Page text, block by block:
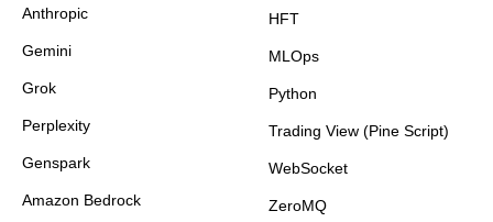
Anthropic
Gemini
Grok
Perplexity
Genspark
Amazon Bedrock
HFT
MLOps
Python
Trading View (Pine Script)
WebSocket
ZeroMQ